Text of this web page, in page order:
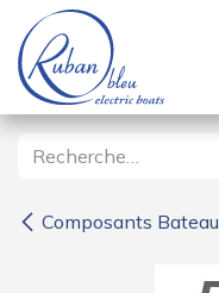
Se rendre au contenu
Composants Bateau